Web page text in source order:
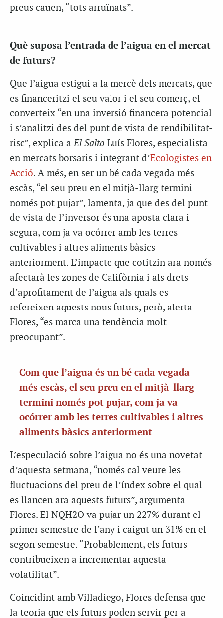
preus cauen, “tots arruïnats”.
Què suposa l’entrada de l’aigua en el mercat
de futurs?
Que l’aigua estigui a la mercè dels mercats, que
es financeritzi el seu valor i el seu comerç, el
converteix “en una inversió financera potencial
i s’analitzi des del punt de vista de rendibilitat-
risc”, explica aEl Salto Luís Flores, especialista
en mercats borsaris i integrant d’Ecologistes en
Acció. A més, en ser un bé cada vegada més
escàs, “el seu preu en el mitjà-llarg termini
només pot pujar”, lamenta, ja que des del punt
de vista de l’inversor és una aposta clara i
segura, com ja va ocórrer amb les terres
cultivables i altres aliments bàsics
anteriorment. L’impacte que cotitzin ara només
afectarà les zones de Califòrnia i als drets
d’aprofitament de l’aigua als quals es
refereixen aquests nous futurs, però, alerta
Flores, “es marca una tendència molt
preocupant”.
Com que l’aigua és un bé cada vegada
més escàs, el seu preu en el mitjà-llarg
termini només pot pujar, com ja va
ocórrer amb les terres cultivables i altres
aliments bàsics anteriorment
L’especulació sobre l’aigua no és una novetat
d’aquesta setmana, “només cal veure les
fluctuacions del preu de l’índex sobre el qual
es llancen ara aquests futurs”, argumenta
Flores. El NQH2O va pujar un 227% durant el
primer semestre de l’any i caigut un 31% en el
segon semestre. “Probablement, els futurs
contribueixen a incrementar aquesta
volatilitat”.
Coincidint amb Villadiego, Flores defensa que
la teoria que els futurs poden servir per a